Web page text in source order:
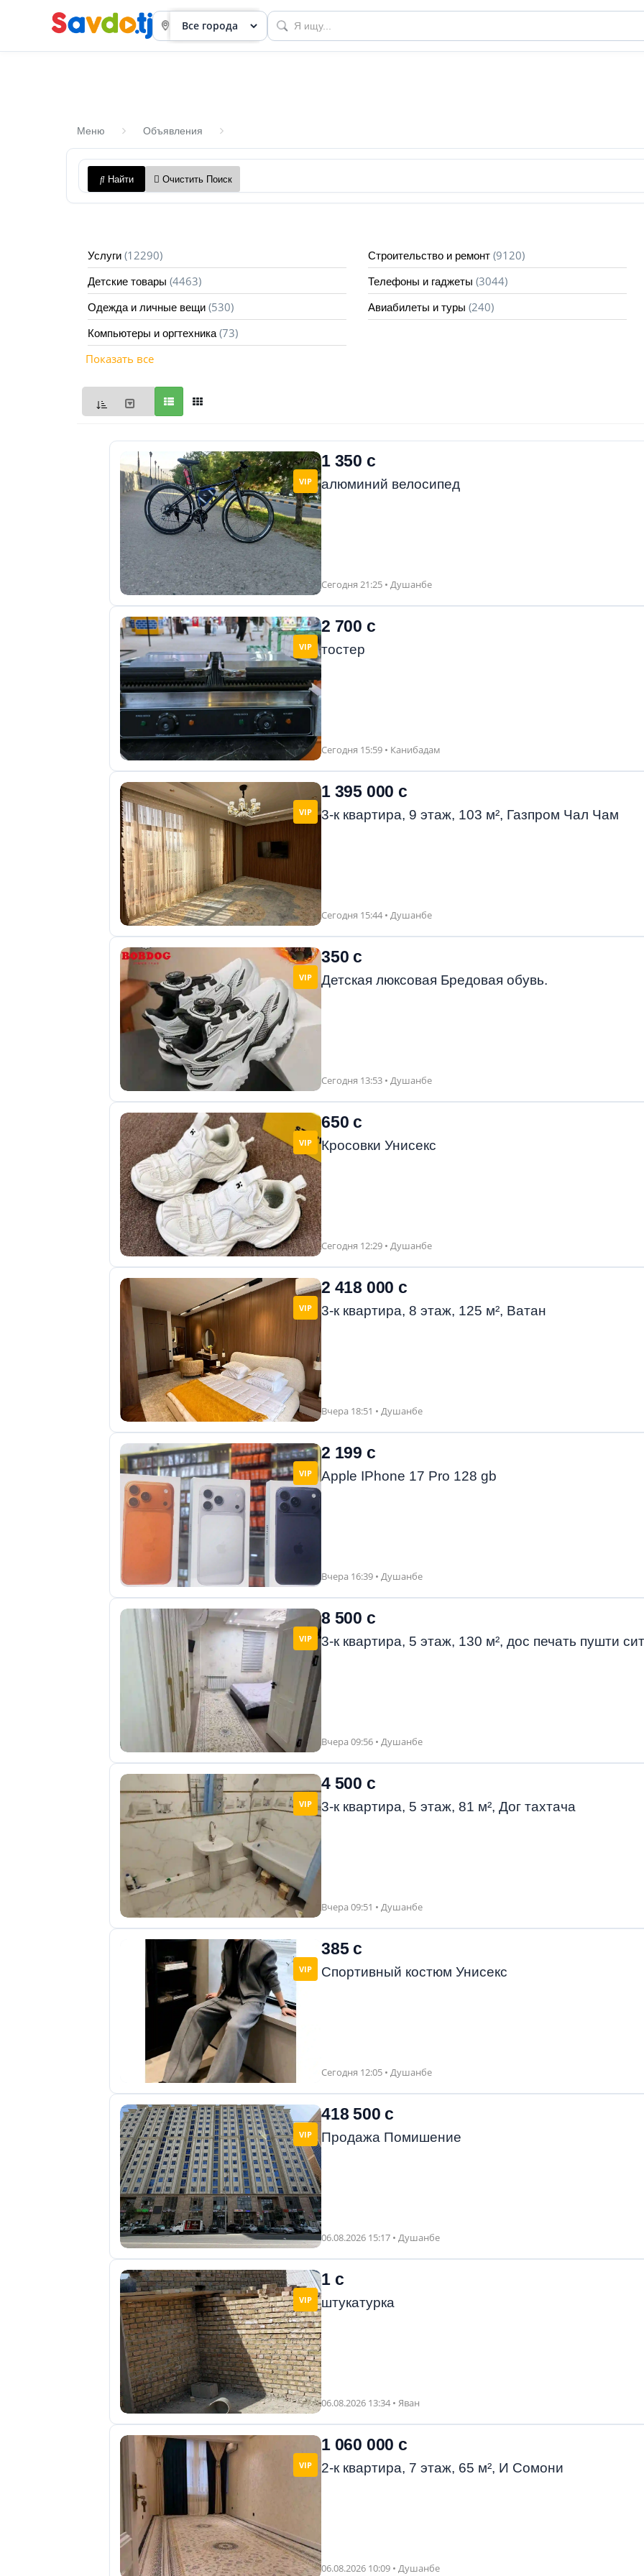
приборов
объявления
Меню Объявления
Найти Очистить Поиск
Услуги (12290) Строительство и ремонт (9120)
Детские товары (4463) Телефоны и гаджеты (3044)
Одежда и личные вещи (530) Авиабилеты и туры (240)
Компьютеры и оргтехника (73)
Показать все
VIP
1 350 с
алюминий велосипед
Сегодня 21:25 • Душанбе
VIP
2 700 с
тостер
Сегодня 15:59 • Канибадам
VIP
1 395 000 с
3-к квартира, 9 этаж, 103 м², Газпром Чал Чам
Сегодня 15:44 • Душанбе
VIP
350 с
Детская люксовая Бредовая обувь.
Сегодня 13:53 • Душанбе
VIP
650 с
Кросовки Унисекс
Сегодня 12:29 • Душанбе
VIP
2 418 000 с
3-к квартира, 8 этаж, 125 м², Ватан
Вчера 18:51 • Душанбе
VIP
2 199 с
Apple IPhone 17 Pro 128 gb
Вчера 16:39 • Душанбе
VIP
8 500 с
3-к квартира, 5 этаж, 130 м², дос печать пушти
Вчера 09:56 • Душанбе
VIP
4 500 с
3-к квартира, 5 этаж, 81 м², Дог тахтача
Вчера 09:51 • Душанбе
VIP
385 с
Спортивный костюм Унисекс
Сегодня 12:05 • Душанбе
VIP
418 500 с
Продажа Помишение
06.08.2026 15:17 • Душанбе
VIP
1 с
штукатурка
06.08.2026 13:34 • Яван
VIP
1 060 000 с
2-к квартира, 7 этаж, 65 м², И Сомони
06.08.2026 10:09 • Душанбе